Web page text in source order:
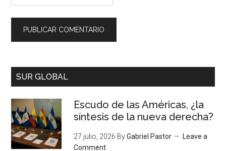
SUR GLOBAL
Escudo de las Américas, ¿la
síntesis de la nueva derecha?
27 julio, 2026 ByGabriel Pastor
Leave a
Comment